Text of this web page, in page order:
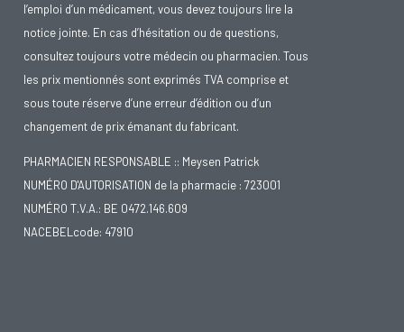
l’emploi d’un médicament, vous devez toujours lire la
notice jointe. En cas d’hésitation ou de questions,
consultez toujours votre médecin ou pharmacien. Tous
les prix mentionnés sont exprimés TVA comprise et
sous toute réserve d’une erreur d’édition ou d’un
changement de prix émanant du fabricant.
PHARMACIEN RESPONSABLE :: Meysen Patrick
NUMÉRO D'AUTORISATION de la pharmacie : 723001
NUMÉRO T.V.A.: BE 0472.146.609
NACEBELcode: 47910